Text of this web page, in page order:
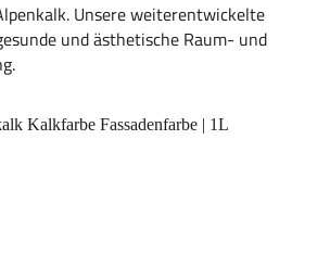
Unsere weiterentwickelte
und ästhetische Raum- und